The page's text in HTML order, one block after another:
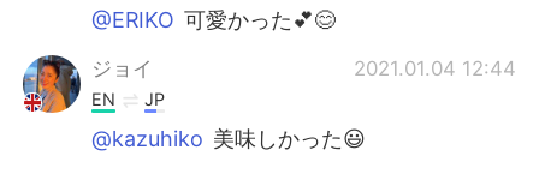
@ERIKO 可愛かった💕😊
ジョイ 2021.01.04 12:44
EN JP
@kazuhiko 美味しかった😃